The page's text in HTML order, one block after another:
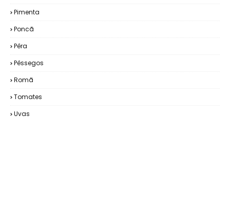
Pimenta
Poncã
Pêra
Pêssegos
Romã
Tomates
Uvas